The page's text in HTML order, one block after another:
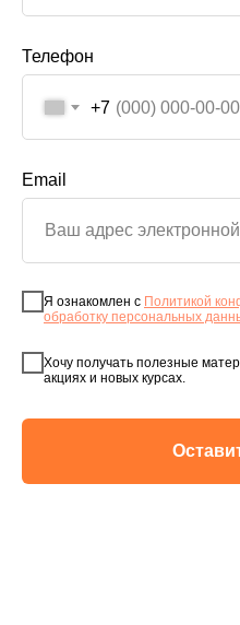
Телефон
+7
Email
Я ознакомлен с Политикой
обработку персональных
Хочу получать полезные
акциях и новых курсах.